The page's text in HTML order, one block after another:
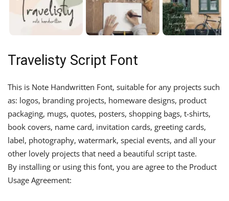
Travelisty Script Font
This is Note Handwritten Font, suitable for any projects such
as: logos, branding projects, homeware designs, product
packaging, mugs, quotes, posters, shopping bags, t-shirts,
book covers, name card, invitation cards, greeting cards,
label, photography, watermark, special events, and all your
other lovely projects that need a beautiful script taste.
By installing or using this font, you are agree to the Product
Usage Agreement: